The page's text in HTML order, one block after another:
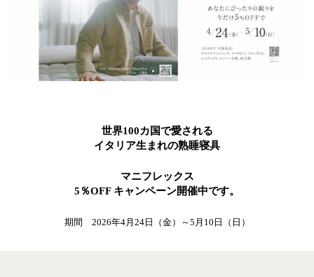
世界100カ国で愛される
イタリア生まれの熟睡寝具
マニフレックス
5％OFF キャンペーン開催中です。
期間 2026年4月24日（金）～5月10日（日）